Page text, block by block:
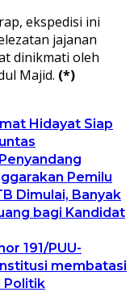
ekspedisi ini
jajanan
dinikmati oleh
Majid. (*)
Hidayat Siap
Pemilu
Dimulai, Banyak
bagi Kandidat
191/PUU-
membatasi
Politik